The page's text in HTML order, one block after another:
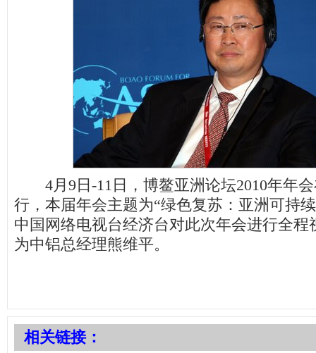
4月9日-11日，博鳌亚洲论坛2010年年会
行，本届年会主题为“绿色复苏：亚洲可持
中国网络电视台经济台对此次年会进行全程
为中铝总经理熊维平。
相关链接：